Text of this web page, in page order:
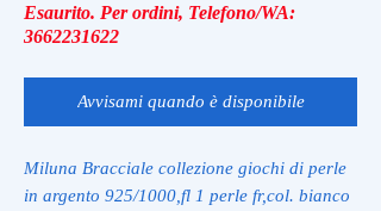
Esaurito. Per ordini, Telefono/WA:
3662231622
Avvisami quando è disponibile
Miluna Bracciale collezione giochi di perle
in argento 925/1000,fl 1 perle fr,col. bianco